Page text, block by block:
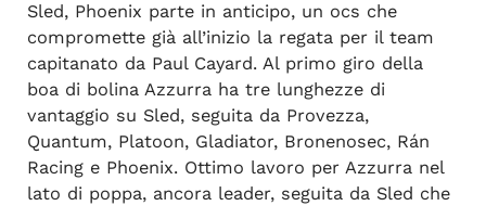
Sled, Phoenix parte in anticipo, un ocs che
compromette già all’inizio la regata per il team
capitanato da Paul Cayard. Al primo giro della
boa di bolina Azzurra ha tre lunghezze di
vantaggio su Sled, seguita da Provezza,
Quantum, Platoon, Gladiator, Bronenosec, Rán
Racing e Phoenix. Ottimo lavoro per Azzurra nel
lato di poppa, ancora leader, seguita da Sled che